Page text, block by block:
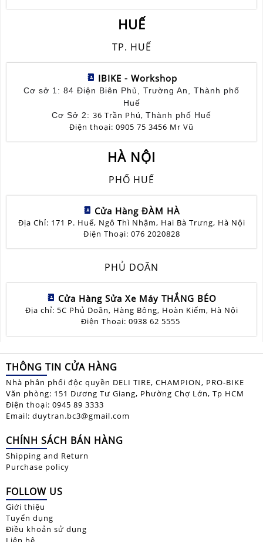
HUẾ
TP. HUẾ
IBIKE - Workshop
Cơ sở 1: 84 Điện Biên Phủ, Trường An, Thành phố
Huế
Cơ Sở 2: 36 Trần Phú, Thành phố Huế
Điện thoại: 0905 75 3456 Mr Vũ
HÀ NỘI
PHỐ HUẾ
Cửa Hàng ĐÀM HÀ
Địa Chỉ: 171 P. Huế, Ngô Thì Nhậm, Hai Bà Trưng, Hà Nội
Điện Thoại: 076 2020828
PHỦ DOÃN
Cửa Hàng Sửa Xe Máy THẮNG BÉO
Địa chỉ: 5C Phủ Doãn, Hàng Bông, Hoàn Kiếm, Hà Nội
Điện Thoại: 0938 62 5555
THÔNG TIN CỬA HÀNG
Nhà phân phối độc quyền DELI TIRE, CHAMPION, PRO-BIKE
Văn phòng: 151 Dương Tư Giang, Phường Chợ Lớn, Tp HCM
Điện thoại: 0945 89 3333
Email: duytran.bc3@gmail.com
CHÍNH SÁCH BÁN HÀNG
Shipping and Return
Purchase policy
FOLLOW US
Giới thiệu
Tuyển dụng
Điều khoản sử dụng